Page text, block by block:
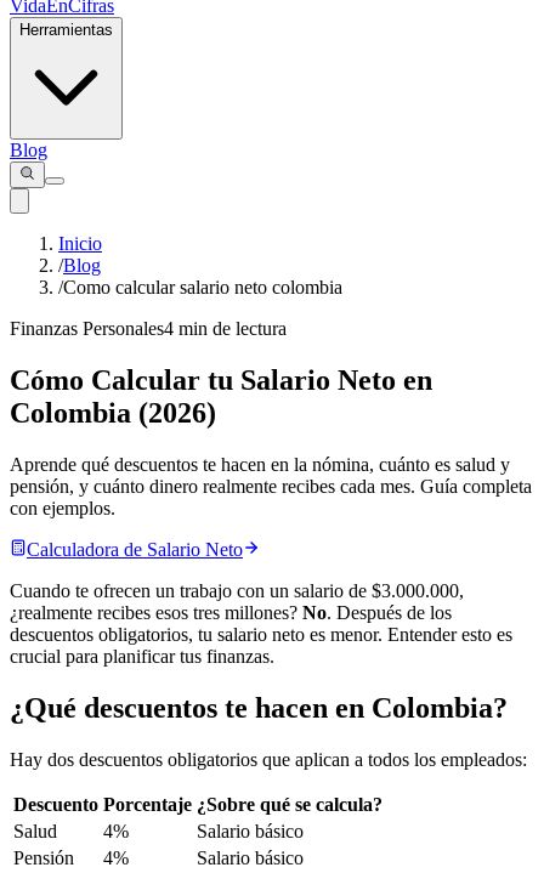
VidaEnCifras
Herramientas
Blog
Inicio
/Blog
/Como calcular salario neto colombia
Finanzas Personales4 min de lectura
Cómo Calcular tu Salario Neto en
Colombia (2026)
Aprende qué descuentos te hacen en la nómina, cuánto es salud y
pensión, y cuánto dinero realmente recibes cada mes. Guía completa
con ejemplos.
Calculadora de Salario Neto
Cuando te ofrecen un trabajo con un salario de $3.000.000,
¿realmente recibes esos tres millones? No. Después de los
descuentos obligatorios, tu salario neto es menor. Entender esto es
crucial para planificar tus finanzas.
¿Qué descuentos te hacen en Colombia?
Hay dos descuentos obligatorios que aplican a todos los empleados:
Descuento Porcentaje ¿Sobre qué se calcula?
Salud
4%
Salario básico
Pensión
4% Salario básico